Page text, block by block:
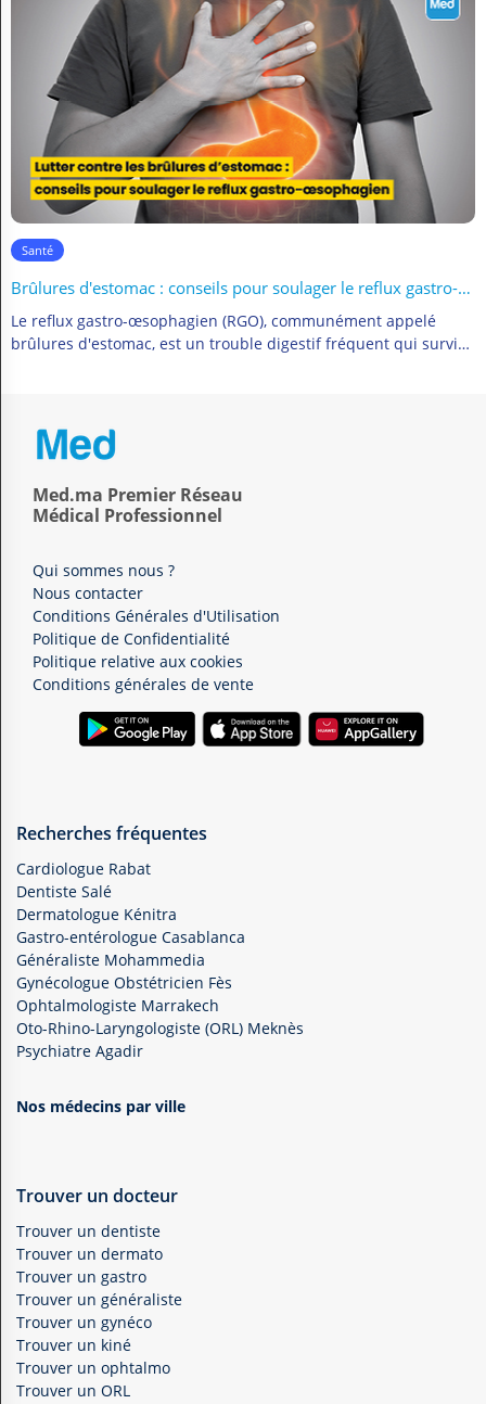
Santé
جلالة العين: اللص الصامت للبصر
جلالة العين، أو المياه البيضاء، هو عبارة عن عتامة تصيب عدسة العين،
وهي الجزء الشفاف الذي يقع خلف قزحية العين. يُعدّ جلالة العين من أكثر أمراض العيون شيوعًا، حيث يصيب ملايين الأشخاص حول العالم،...
Med.ma Premier Réseau
Médical Professionnel
Qui sommes nous ?
Nous contacter
Conditions Générales d'Utilisation
Politique de Confidentialité
Politique relative aux cookies
Conditions générales de vente
Recherches fréquentes
Cardiologue Rabat
Dentiste Salé
Dermatologue Kénitra
Gastro-entérologue Casablanca
Généraliste Mohammedia
Gynécologue Obstétricien Fès
Ophtalmologiste Marrakech
Oto-Rhino-Laryngologiste (ORL) Meknès
Psychiatre Agadir
Nos médecins par ville
Trouver un docteur
Trouver un dentiste
Trouver un dermato
Trouver un gastro
Trouver un généraliste
Trouver un gynéco
Trouver un kiné
Trouver un ophtalmo
Trouver un ORL